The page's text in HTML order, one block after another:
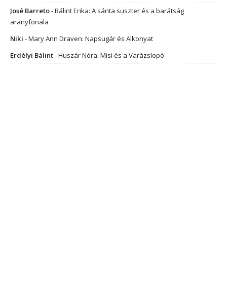
José Barreto-Bálint Erika: A sánta suszter és a barátság
aranyfonala
Niki -Mary Ann Draven: Napsugár és Alkonyat
Erdélyi Bálint-Huszár Nóra: Misi és a Varázslopó